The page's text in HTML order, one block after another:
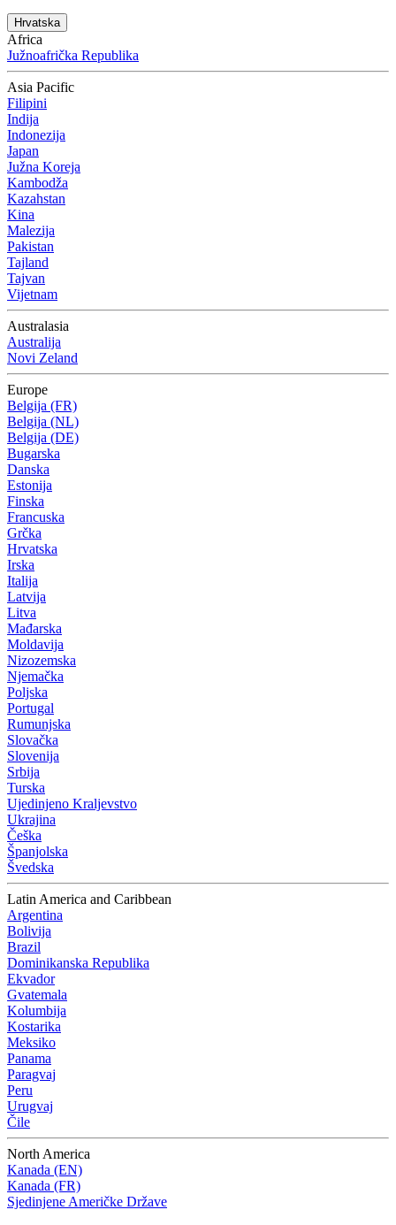
Hrvatska
Africa
Južnoafrička Republika
Asia Pacific
Filipini
Indija
Indonezija
Japan
Južna Koreja
Kambodža
Kazahstan
Kina
Malezija
Pakistan
Tajland
Tajvan
Vijetnam
Australasia
Australija
Novi Zeland
Europe
Belgija (FR)
Belgija (NL)
Belgija (DE)
Bugarska
Danska
Estonija
Finska
Francuska
Grčka
Hrvatska
Irska
Italija
Latvija
Litva
Mađarska
Moldavija
Nizozemska
Njemačka
Poljska
Portugal
Rumunjska
Slovačka
Slovenija
Srbija
Turska
Ujedinjeno Kraljevstvo
Ukrajina
Češka
Španjolska
Švedska
Latin America and Caribbean
Argentina
Bolivija
Brazil
Dominikanska Republika
Ekvador
Gvatemala
Kolumbija
Kostarika
Meksiko
Panama
Paragvaj
Peru
Urugvaj
Čile
North America
Kanada (EN)
Kanada (FR)
Sjedinjene Američke Države